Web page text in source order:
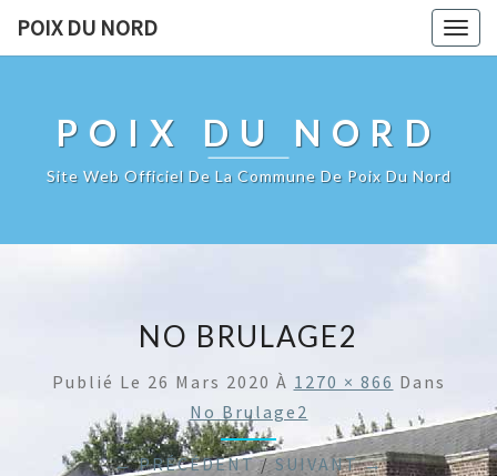
POIX DU NORD
POIX DU NORD
Site Web Officiel De La Commune De Poix Du Nord
NO BRULAGE2
Publié Le 26 Mars 2020 À 1270 × 866 Dans
No Brulage2
← PRÉCÉDENT/SUIVANT →